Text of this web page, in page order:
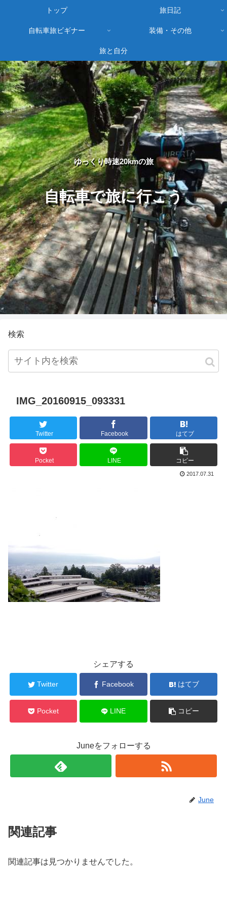
ゆっくり時速20kmの旅
自転車で旅に行こう
トップ 旅日記
自転車旅ビギナー 装備・その他
旅と自分
検索
IMG_20160915_093331
Twitter Facebook はてブ
Pocket LINE コピー
2017.07.31
シェアする
Twitter Facebook はてブ
Pocket LINE コピー
Juneをフォローする
June
関連記事
関連記事は見つかりませんでした。